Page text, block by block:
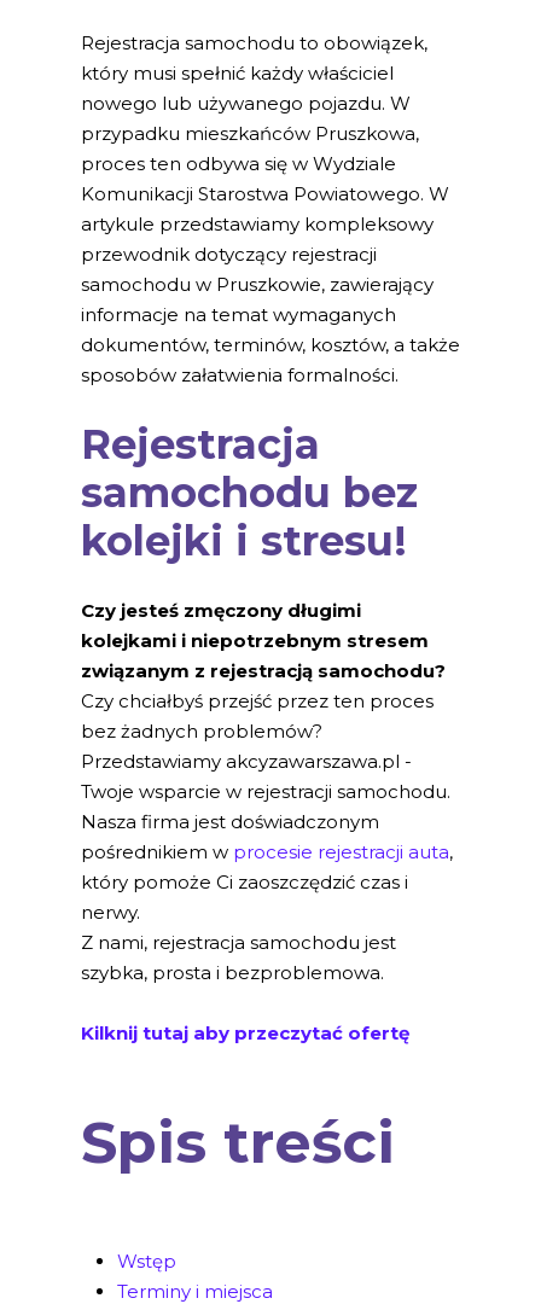
Rejestracja samochodu to obowiązek,
który musi spełnić każdy właściciel
nowego lub używanego pojazdu. W
przypadku mieszkańców Pruszkowa,
proces ten odbywa się w Wydziale
Komunikacji Starostwa Powiatowego. W
artykule przedstawiamy kompleksowy
przewodnik dotyczący rejestracji
samochodu w Pruszkowie, zawierający
informacje na temat wymaganych
dokumentów, terminów, kosztów, a także
sposobów załatwienia formalności.
Rejestracja
samochodu bez
kolejki i stresu!
Czy jesteś zmęczony długimi
kolejkami i niepotrzebnym stresem
związanym z rejestracją samochodu?
Czy chciałbyś przejść przez ten proces
bez żadnych problemów?
Przedstawiamy akcyzawarszawa.pl -
Twoje wsparcie w rejestracji samochodu.
Nasza firma jest doświadczonym
pośrednikiem w procesie rejestracji auta,
który pomoże Ci zaoszczędzić czas i
nerwy.
Z nami, rejestracja samochodu jest
szybka, prosta i bezproblemowa.
Kilknij tutaj aby przeczytać ofertę
Spis treści
Wstęp
Terminy i miejsca